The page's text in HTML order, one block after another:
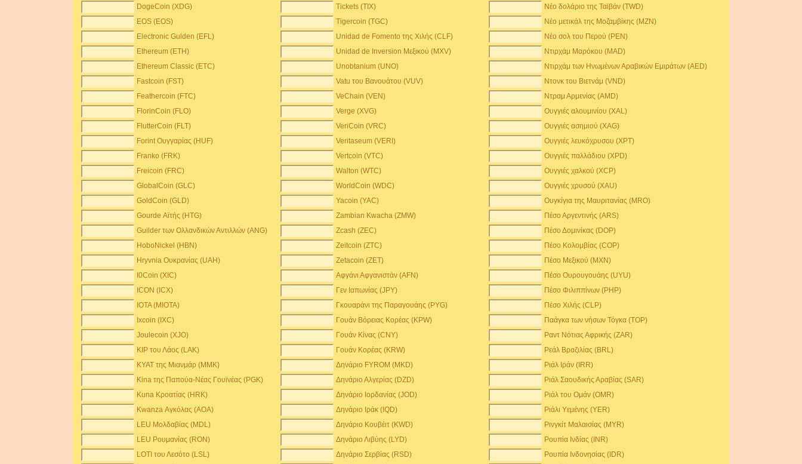
DogeCoin (XDG)
Tickets (TIX)
Νέο δολάριο της Ταϊβάν (TWD)
EOS (EOS)
Tigercoin (TGC)
Νέο μετικάλ της Μοζαμβίκης (MZN)
Electronic Gulden (EFL)
Unidad de Fomento της Χιλής (CLF)
Νέο σολ του Περού (PEN)
Ethereum (ETH)
Unidad de Inversion Μεξικού (MXV)
Ντιρχάμ Μαρόκου (MAD)
Ethereum Classic (ETC)
Unobtanium (UNO)
Ντιρχάμ των Ηνωμένων Αραβικών Εμιράτων (AED)
Fastcoin (FST)
Vatu του Βανουάτου (VUV)
Ντονκ του Βιετνάμ (VND)
Feathercoin (FTC)
VeChain (VEN)
Ντραμ Αρμενίας (AMD)
FlorinCoin (FLO)
Verge (XVG)
Ουγγιές αλουμινίου (XAL)
FlutterCoin (FLT)
VeriCoin (VRC)
Ουγγιές ασημιού (XAG)
Forint Ουγγαρίας (HUF)
Veritaseum (VERI)
Ουγγιές λευκόχρυσου (XPT)
Franko (FRK)
Vertcoin (VTC)
Ουγγιές παλλάδιου (XPD)
Freicoin (FRC)
Walton (WTC)
Ουγγιές χαλκού (XCP)
GlobalCoin (GLC)
WorldCoin (WDC)
Ουγγιές χρυσού (XAU)
GoldCoin (GLD)
Yacoin (YAC)
Ουγκίγια της Μαυριτανίας (MRO)
Gourde Αϊτής (HTG)
Zambian Kwacha (ZMW)
Πέσο Αργεντινής (ARS)
Guilder των Ολλανδικών Αντιλλών (ANG)
Zcash (ZEC)
Πέσο Δομινίκας (DOP)
HoboNickel (HBN)
Zeitcoin (ZTC)
Πέσο Κολομβίας (COP)
Hryvnia Ουκρανίας (UAH)
Zetacoin (ZET)
Πέσο Μεξικού (MXN)
I0Coin (XIC)
Αφγάνι Αφγανιστάν (AFN)
Πέσο Ουρουγουάης (UYU)
ICON (ICX)
Γεν Ιαπωνίας (JPY)
Πέσο Φιλιππίνων (PHP)
IOTA (MIOTA)
Γκουαράνι της Παραγουάης (PYG)
Πέσο Χιλής (CLP)
Ixcoin (IXC)
Γουάν Βόρειας Κορέας (KPW)
Παάγκα των νήσων Τόγκα (TOP)
Joulecoin (XJO)
Γουάν Κίνας (CNY)
Ραντ Νότιας Αφρικής (ZAR)
KIP του Λάος (LAK)
Γουάν Κορέας (KRW)
Ρεάλ Βραζιλίας (BRL)
KYAT της Μιανμάρ (MMK)
Δηνάριο FYROM (MKD)
Ριάλ Ιράν (IRR)
Kina της Παπούα-Νέας Γουϊνέας (PGK)
Δηνάριο Αλγερίας (DZD)
Ριάλ Σαουδικής Αραβίας (SAR)
Kuna Κροατίας (HRK)
Δηνάριο Ιορδανίας (JOD)
Ριάλ του Ομάν (OMR)
Kwanza Αγκόλας (AOA)
Δηνάριο Ιράκ (IQD)
Ριάλι Υεμένης (YER)
LEU Μολδαβίας (MDL)
Δηνάριο Κουβέιτ (KWD)
Ρινγκίτ Μαλαισίας (MYR)
LEU Ρουμανίας (RON)
Δηνάριο Λιβύης (LYD)
Ρουπία Ινδίας (INR)
LOTI του Λεσότο (LSL)
Δηνάριο Σερβίας (RSD)
Ρουπία Ινδονησίας (IDR)